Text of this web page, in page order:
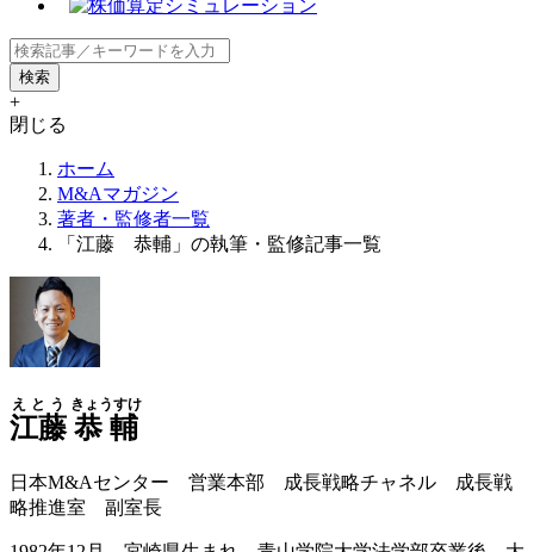
+
閉じる
ホーム
M&Aマガジン
著者・監修者一覧
「江藤 恭輔」の執筆・監修記事一覧
江藤
えとう
恭輔
きょうすけ
日本M&Aセンター 営業本部 成長戦略チャネル 成長戦
略推進室 副室長